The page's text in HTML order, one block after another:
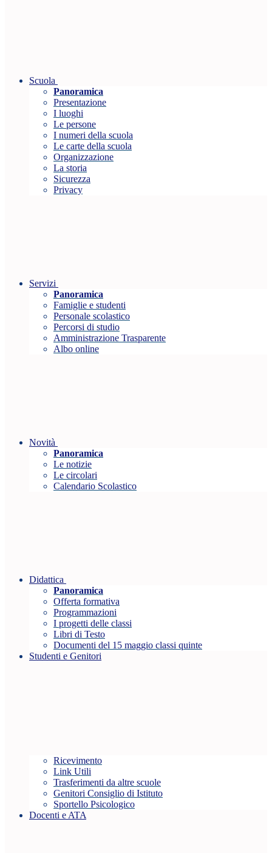
Scuola
Panoramica
Presentazione
I luoghi
Le persone
I numeri della scuola
Le carte della scuola
Organizzazione
La storia
Sicurezza
Privacy
Servizi
Panoramica
Famiglie e studenti
Personale scolastico
Percorsi di studio
Amministrazione Trasparente
Albo online
Novità
Panoramica
Le notizie
Le circolari
Calendario Scolastico
Didattica
Panoramica
Offerta formativa
Programmazioni
I progetti delle classi
Libri di Testo
Documenti del 15 maggio classi quinte
Studenti e Genitori
Ricevimento
Link Utili
Trasferimenti da altre scuole
Genitori Consiglio di Istituto
Sportello Psicologico
Docenti e ATA